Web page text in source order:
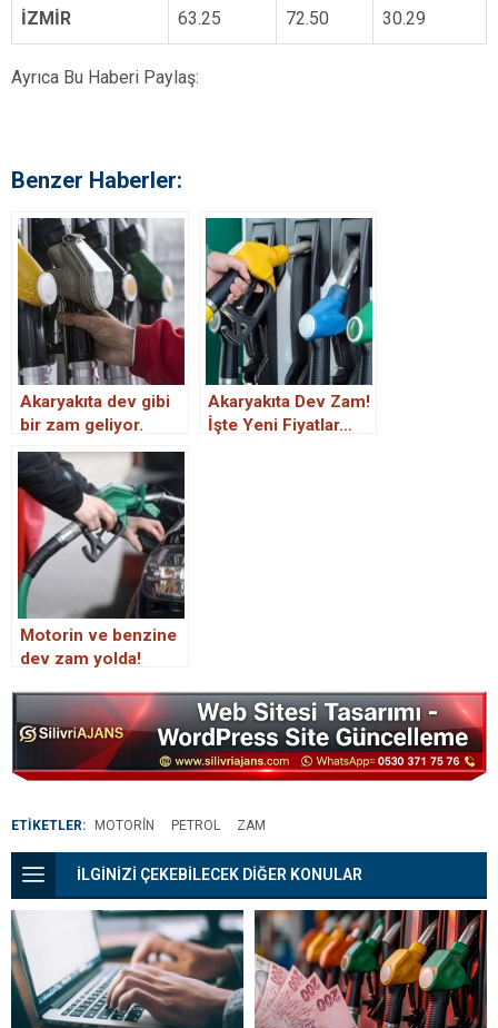
İZMİR 63.25 72.50 30.29
Ayrıca Bu Haberi Paylaş:
Benzer Haberler:
Akaryakıta dev gibi
bir zam geliyor.
Tarih belli oldu
Akaryakıta Dev Zam!
İşte Yeni Fiyatlar…
Motorin ve benzine
dev zam yolda!
ETİKETLER: MOTORİN PETROL ZAM
İLGİNİZİ ÇEKEBİLECEK DİĞER KONULAR